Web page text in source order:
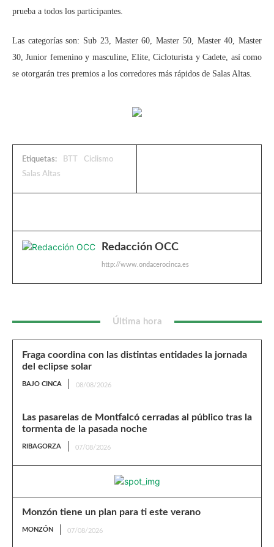
prueba a todos los participantes.
Las categorías son: Sub 23, Master 60, Master 50, Master 40, Master
30, Junior femenino y masculine, Elite, Cicloturista y Cadete, así como
se otorgarán tres premios a los corredores más rápidos de Salas Altas.
Etiquetas: BTT
Ciclismo
Salas Altas
Redacción OCC
http://www.ondacerocinca.es
Última hora
Fraga coordina con las distintas entidades la jornada
del eclipse solar
BAJO CINCA 08/08/2026
Las pasarelas de Montfalcó cerradas al público tras la
tormenta de la pasada noche
RIBAGORZA 07/08/2026
Monzón tiene un plan para ti este verano
MONZÓN 07/08/2026